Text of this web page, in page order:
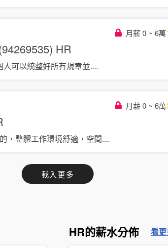
月薪 0 ~ 6萬
HR
可以統整好所有規章並....
月薪 0 ~ 6萬
，整體工作環境舒適，空間....
載入更多
HR的薪水分佈 看